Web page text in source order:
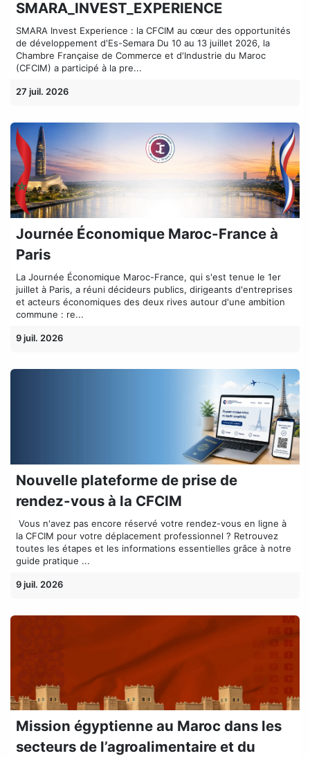
SMARA_INVEST_EXPERIENCE
SMARA Invest Experience : la CFCIM au cœur des opportunités
de développement d'Es-Semara Du 10 au 13 juillet 2026, la
Chambre Française de Commerce et d'Industrie du Maroc
(CFCIM) a participé à la pre...
27 juil. 2026
Journée Économique Maroc-France à
Paris
La Journée Économique Maroc-France, qui s'est tenue le 1er
juillet à Paris, a réuni décideurs publics, dirigeants d'entreprises
et acteurs économiques des deux rives autour d'une ambition
commune : re...
9 juil. 2026
Nouvelle plateforme de prise de
rendez-vous à la CFCIM
​ Vous n'avez pas encore réservé votre rendez-vous en ligne à
la CFCIM pour votre déplacement professionnel ? Retrouvez
toutes les étapes et les informations essentielles grâce à notre
guide pratique ...
9 juil. 2026
Mission égyptienne au Maroc dans les
secteurs de l’agroalimentaire et du